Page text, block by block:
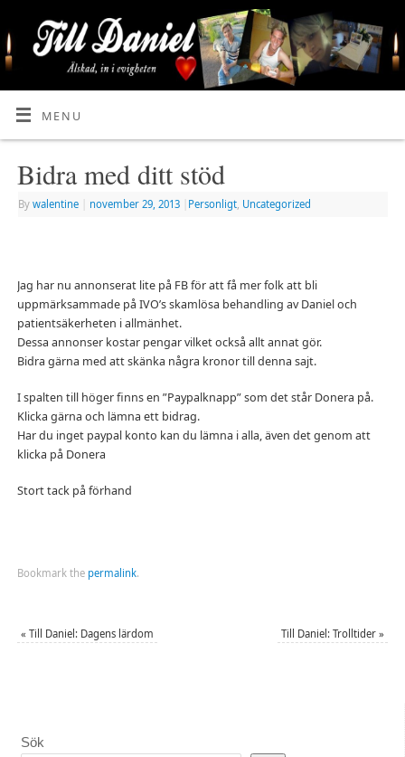
MENU
Bidra med ditt stöd
By walentine november 29, 2013 Personligt, Uncategorized
Jag har nu annonserat lite på FB för att få mer folk att bli
uppmärksammade på IVO’s skamlösa behandling av Daniel och
patientsäkerheten i allmänhet.
Dessa annonser kostar pengar vilket också allt annat gör.
Bidra gärna med att skänka några kronor till denna sajt.
I spalten till höger finns en ”Paypalknapp” som det står Donera på.
Klicka gärna och lämna ett bidrag.
Har du inget paypal konto kan du lämna i alla, även det genom att
klicka på Donera
Stort tack på förhand
Bookmark the permalink.
« Till Daniel: Dagens lärdom Till Daniel: Trolltider»
Sök